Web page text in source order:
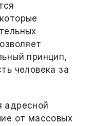
принцип,
человека за
адресной
от массовых